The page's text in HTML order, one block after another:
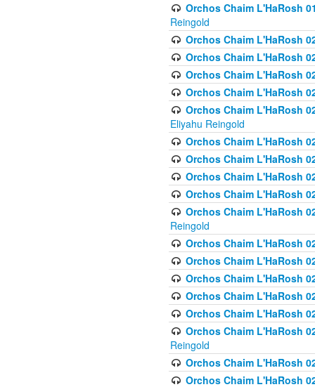
Orchos Chaim L'HaRosh
Reingold
Orchos Chaim L'HaRosh
Orchos Chaim L'HaRosh
Orchos Chaim L'HaRosh
Orchos Chaim L'HaRosh
Orchos Chaim L'HaRosh
Eliyahu Reingold
Orchos Chaim L'HaRosh
Orchos Chaim L'HaRosh
Orchos Chaim L'HaRosh
Orchos Chaim L'HaRosh
Orchos Chaim L'HaRosh
Reingold
Orchos Chaim L'HaRosh
Orchos Chaim L'HaRosh
Orchos Chaim L'HaRosh
Orchos Chaim L'HaRosh
Orchos Chaim L'HaRosh
Orchos Chaim L'HaRosh
Reingold
Orchos Chaim L'HaRosh
Orchos Chaim L'HaRosh